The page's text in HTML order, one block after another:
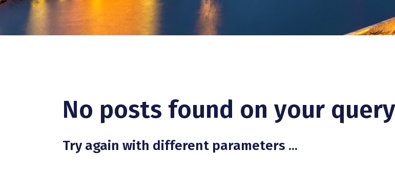
No posts found on your
Try again with different parameters ...